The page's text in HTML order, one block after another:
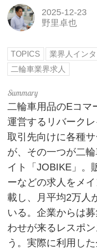
2025-12-23
野里卓也
TOPICS 業界人イン
二輪車業界求人
二輪車用品のEコマ
運営するリバーク
取引先向けに各種
が、その一つが二
イト「JOBIKE」。
ーなどの求人をメ
載し、月平均2万人
いる。企業からは
わせが来るレスポ
う。実際に利用し